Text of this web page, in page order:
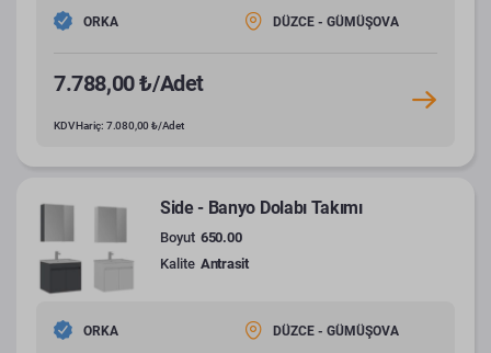
ORKA DÜZCE - GÜMÜŞOVA
7.788,00 ₺/Adet
KDV Hariç: 7.080,00 ₺/Adet
Side - Banyo Dolabı Takımı
Boyut 650.00
Kalite Antrasit
ORKA DÜZCE - GÜMÜŞOVA